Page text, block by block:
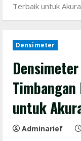
Terbaik untuk
Densimeter
untuk
Adminarief